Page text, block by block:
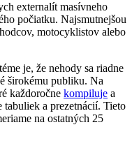
externalít masívneho
počiatku. Najsmutnejšou
motocyklistov alebo
je, že nehody sa riadne
širokému publiku. Na
každoročne kompiluje a
a prezetnácií. Tieto
na ostatných 25